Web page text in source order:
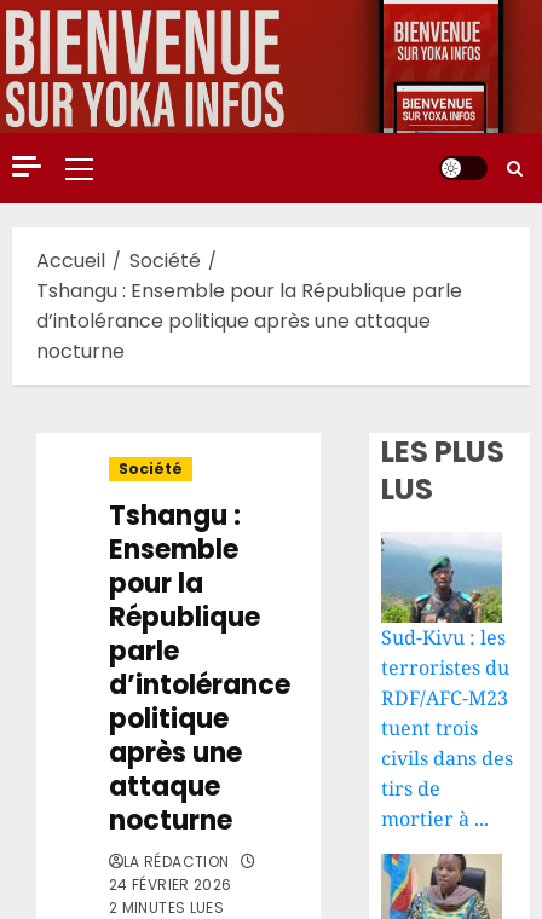
Aller
au
contenu
Menu
principal
Accueil
Société
Tshangu : Ensemble pour la République parle
d’intolérance politique après une attaque
nocturne
Société
Tshangu :
Ensemble
pour la
République
parle
d’intolérance
politique
après une
attaque
nocturne
LA RÉDACTION
24 FÉVRIER 2026
2 MINUTES LUES
LES PLUS
LUS
Sud-Kivu : les
terroristes du
RDF/AFC-M23
tuent trois
civils dans des
tirs de
mortier à ...